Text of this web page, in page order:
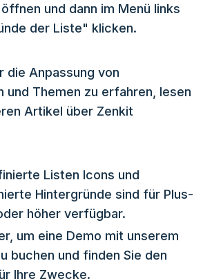
und dann im Menü links
der Liste" klicken.
die Anpassung von
und Themen zu erfahren, lesen
Artikel über Zenkit
Listen Icons und
Hintergründe sind für Plus-
höher verfügbar.
um eine Demo mit unserem
buchen und finden Sie den
Ihre Zwecke.